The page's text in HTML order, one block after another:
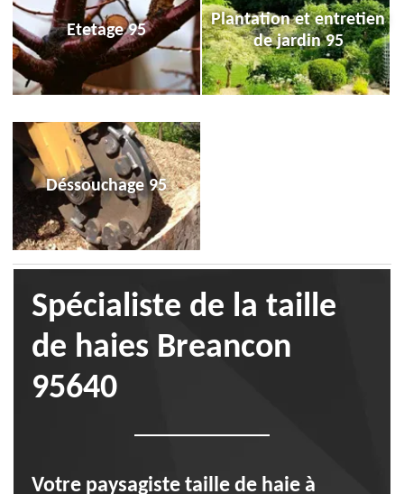
Etetage 95
Plantation et entretien
de jardin 95
Déssouchage 95
Spécialiste de la taille
de haies Breancon
95640
Votre paysagiste taille de haie à